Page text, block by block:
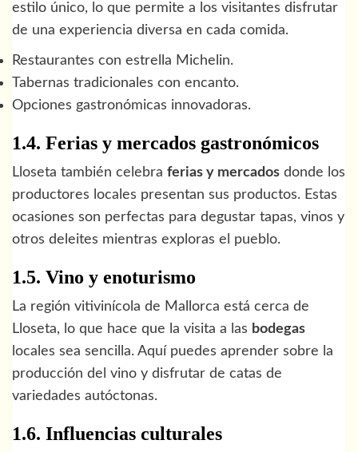
estilo único, lo que permite a los visitantes disfrutar
de una experiencia diversa en cada comida.
Restaurantes con estrella Michelin.
Tabernas tradicionales con encanto.
Opciones gastronómicas innovadoras.
1.4. Ferias y mercados gastronómicos
Lloseta también celebra ferias y mercados donde los
productores locales presentan sus productos. Estas
ocasiones son perfectas para degustar tapas, vinos y
otros deleites mientras exploras el pueblo.
1.5. Vino y enoturismo
La región vitivinícola de Mallorca está cerca de
Lloseta, lo que hace que la visita a las bodegas
locales sea sencilla. Aquí puedes aprender sobre la
producción del vino y disfrutar de catas de
variedades autóctonas.
1.6. Influencias culturales